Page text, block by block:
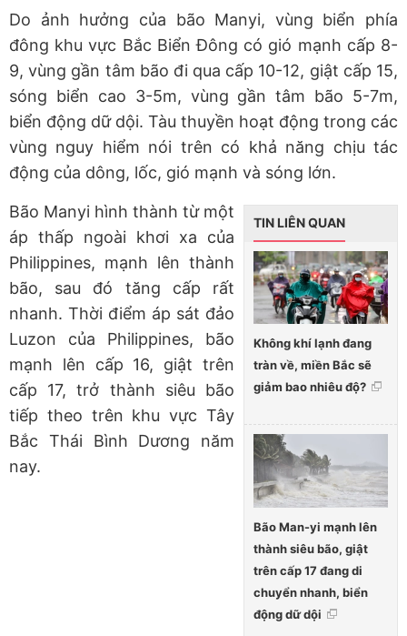
Do ảnh hưởng của bão Manyi, vùng biển phía
đông khu vực Bắc Biển Đông có gió mạnh cấp 8-
9, vùng gần tâm bão đi qua cấp 10-12, giật cấp 15,
sóng biển cao 3-5m, vùng gần tâm bão 5-7m,
biển động dữ dội. Tàu thuyền hoạt động trong các
vùng nguy hiểm nói trên có khả năng chịu tác
động của dông, lốc, gió mạnh và sóng lớn.
TIN LIÊN QUAN
Không khí lạnh đang
tràn về, miền Bắc sẽ
giảm bao nhiêu độ?
Bão Man-yi mạnh lên
thành siêu bão, giật
trên cấp 17 đang di
chuyển nhanh, biển
động dữ dội
Bão Manyi hình thành từ một
áp thấp ngoài khơi xa của
Philippines, mạnh lên thành
bão, sau đó tăng cấp rất
nhanh. Thời điểm áp sát đảo
Luzon của Philippines, bão
mạnh lên cấp 16, giật trên
cấp 17, trở thành siêu bão
tiếp theo trên khu vực Tây
Bắc Thái Bình Dương năm
nay.